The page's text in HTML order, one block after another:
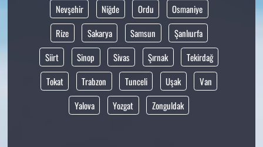
Nevşehir
Niğde Ordu
Osmaniye
Rize
Sakarya Samsun
Şanlıurfa
Siirt
Sinop Sivas Şırnak
Tekirdağ
Tokat
Trabzon Tunceli Uşak
Van
Yalova
Yozgat Zonguldak